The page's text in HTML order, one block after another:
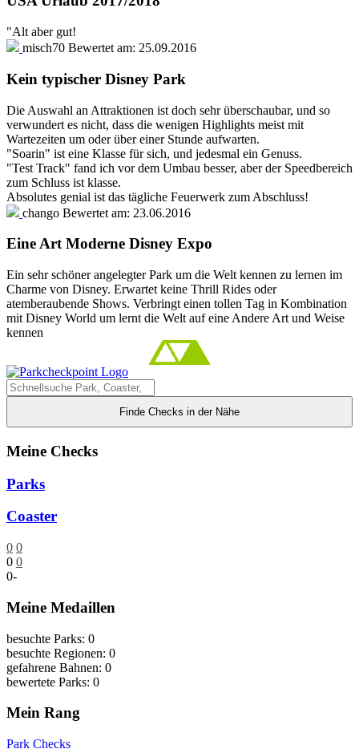
"Alt aber gut!
misch70 Bewertet am: 25.09.2016
Kein typischer Disney Park
Die Auswahl an Attraktionen ist doch sehr überschaubar, und so
verwundert es nicht, dass die wenigen Highlights meist mit
Wartezeiten um oder über einer Stunde aufwarten.
"Soarin" ist eine Klasse für sich, und jedesmal ein Genuss.
"Test Track" fand ich vor dem Umbau besser, aber der Speedbereich
zum Schluss ist klasse.
Absolutes genial ist das tägliche Feuerwerk zum Abschluss!
chango Bewertet am: 23.06.2016
Eine Art Moderne Disney Expo
Ein sehr schöner angelegter Park um die Welt kennen zu lernen im
Charme von Disney. Erwartet keine Thrill Rides oder
atemberaubende Shows. Verbringt einen tollen Tag in Kombination
mit Disney World um lernt die Welt auf eine Andere Art und Weise
kennen
Finde Checks in der Nähe
Meine Checks
Parks
Coaster
0 0
0 0
0-
Meine Medaillen
besuchte Parks: 0
besuchte Regionen: 0
gefahrene Bahnen: 0
bewertete Parks: 0
Mein Rang
Park Checks